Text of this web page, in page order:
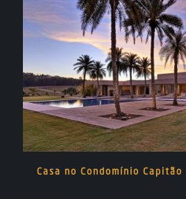
Casa no Condomínio Capitão